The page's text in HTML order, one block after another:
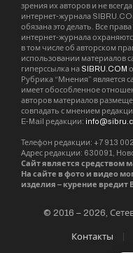
зрения их авторов и не
интернет-журнала
обязана это делать. Все
интернет-журнала
в том числе об авторском
использовании материалов
гиперссылка на SIBRU.COM
Рубрика “Мнения” является
имеет обособленное
авторов материалов
совпадать с мнением
E-Mail редакции:
Телефон редакции: +7 913
Адрес редакции: 630091,
Сайт является средством
На сайте в фото и видео
изделия – курение вредит
© 2016 – 2026,
Контакты